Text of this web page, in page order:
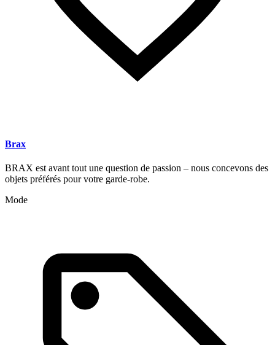
Brax
BRAX est avant tout une question de passion – nous concevons des
objets préférés pour votre garde-robe.
Mode